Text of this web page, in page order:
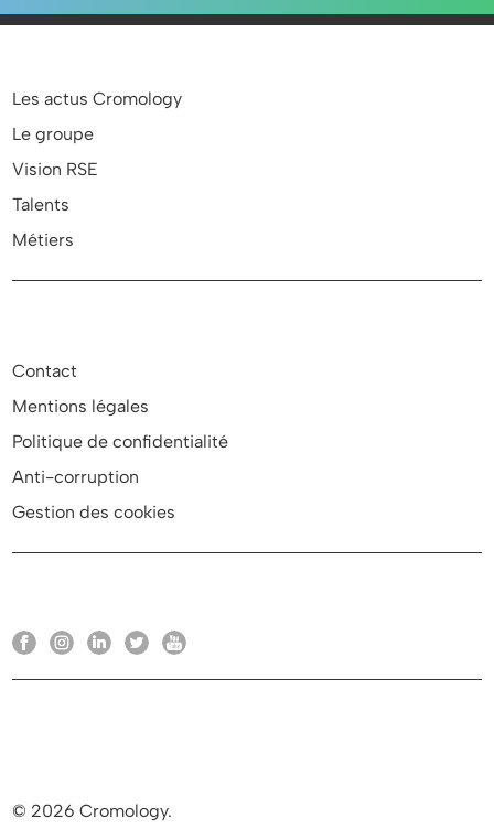
Les actus Cromology
Le groupe
Vision RSE
Talents
Métiers
Contact
Mentions légales
Politique de confidentialité
Anti-corruption
Gestion des cookies
© 2026 Cromology.